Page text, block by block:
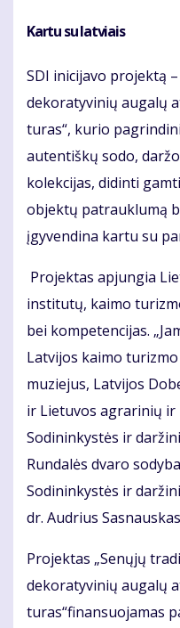
Kartu su latviais
SDI inicijavo projektą
dekoratyvinių augalų
turas“, kurio
autentiškų sodo,
kolekcijas, didinti
objektų patrauklumą
įgyvendina kartu su
Projektas apjungia
institutų, kaimo
bei kompetencijas.
Latvijos kaimo
muziejus, Latvijos
ir Lietuvos agrarinių
Sodininkystės ir
Rundalės dvaro
Sodininkystės ir
dr. Audrius
Projektas „Senųjų
dekoratyvinių augalų
turas“finansuojamas